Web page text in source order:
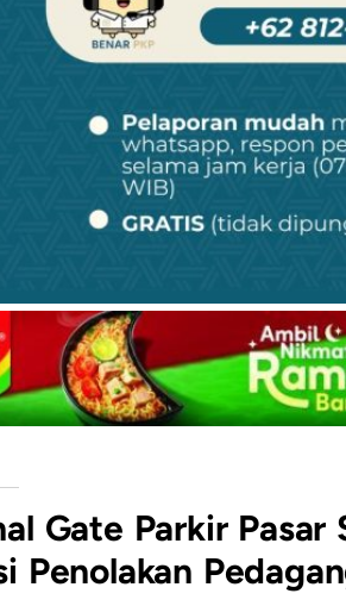
Gate Parkir Pasar
Penolakan